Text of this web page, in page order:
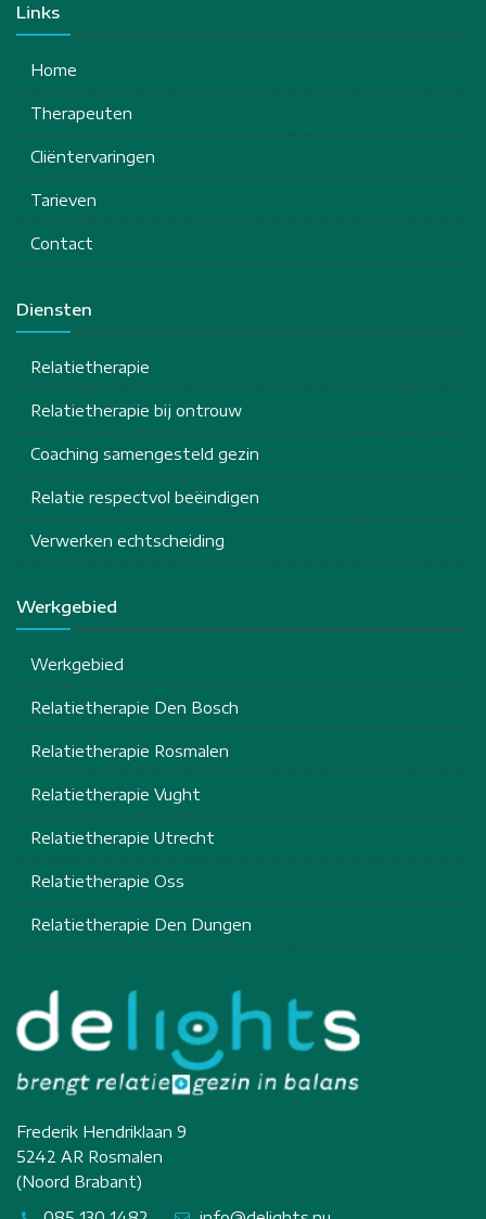
Links
Home
Therapeuten
Cliëntervaringen
Tarieven
Contact
Diensten
Relatietherapie
Relatietherapie bij ontrouw
Coaching samengesteld gezin
Relatie respectvol beëindigen
Verwerken echtscheiding
Werkgebied
Werkgebied
Relatietherapie Den Bosch
Relatietherapie Rosmalen
Relatietherapie Vught
Relatietherapie Utrecht
Relatietherapie Oss
Relatietherapie Den Dungen
Frederik Hendriklaan 9
5242 AR Rosmalen
(Noord Brabant)